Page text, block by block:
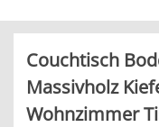
Couchtisch
Massivholz
Wohnzimmer